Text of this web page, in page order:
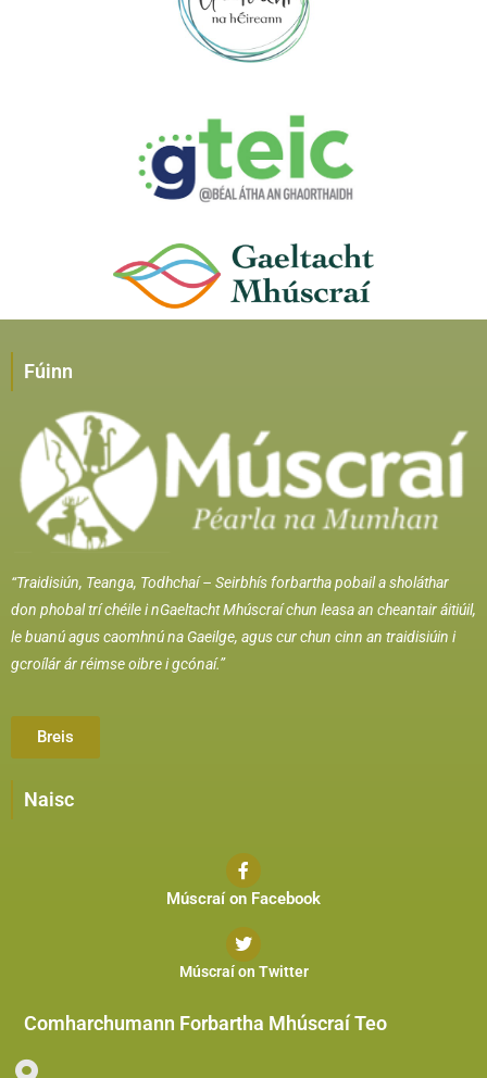
Fúinn
“Traidisiún, Teanga, Todhchaí – Seirbhís forbartha pobail a sholáthar
don phobal trí chéile i nGaeltacht Mhúscraí chun leasa an cheantair áitiúil,
le buanú agus caomhnú na Gaeilge, agus cur chun cinn an traidisiúin i
gcroílár ár réimse oibre i gcónaí.”
Breis
Naisc
Múscraí on Facebook
Múscraí on Twitter
Comharchumann Forbartha Mhúscraí Teo